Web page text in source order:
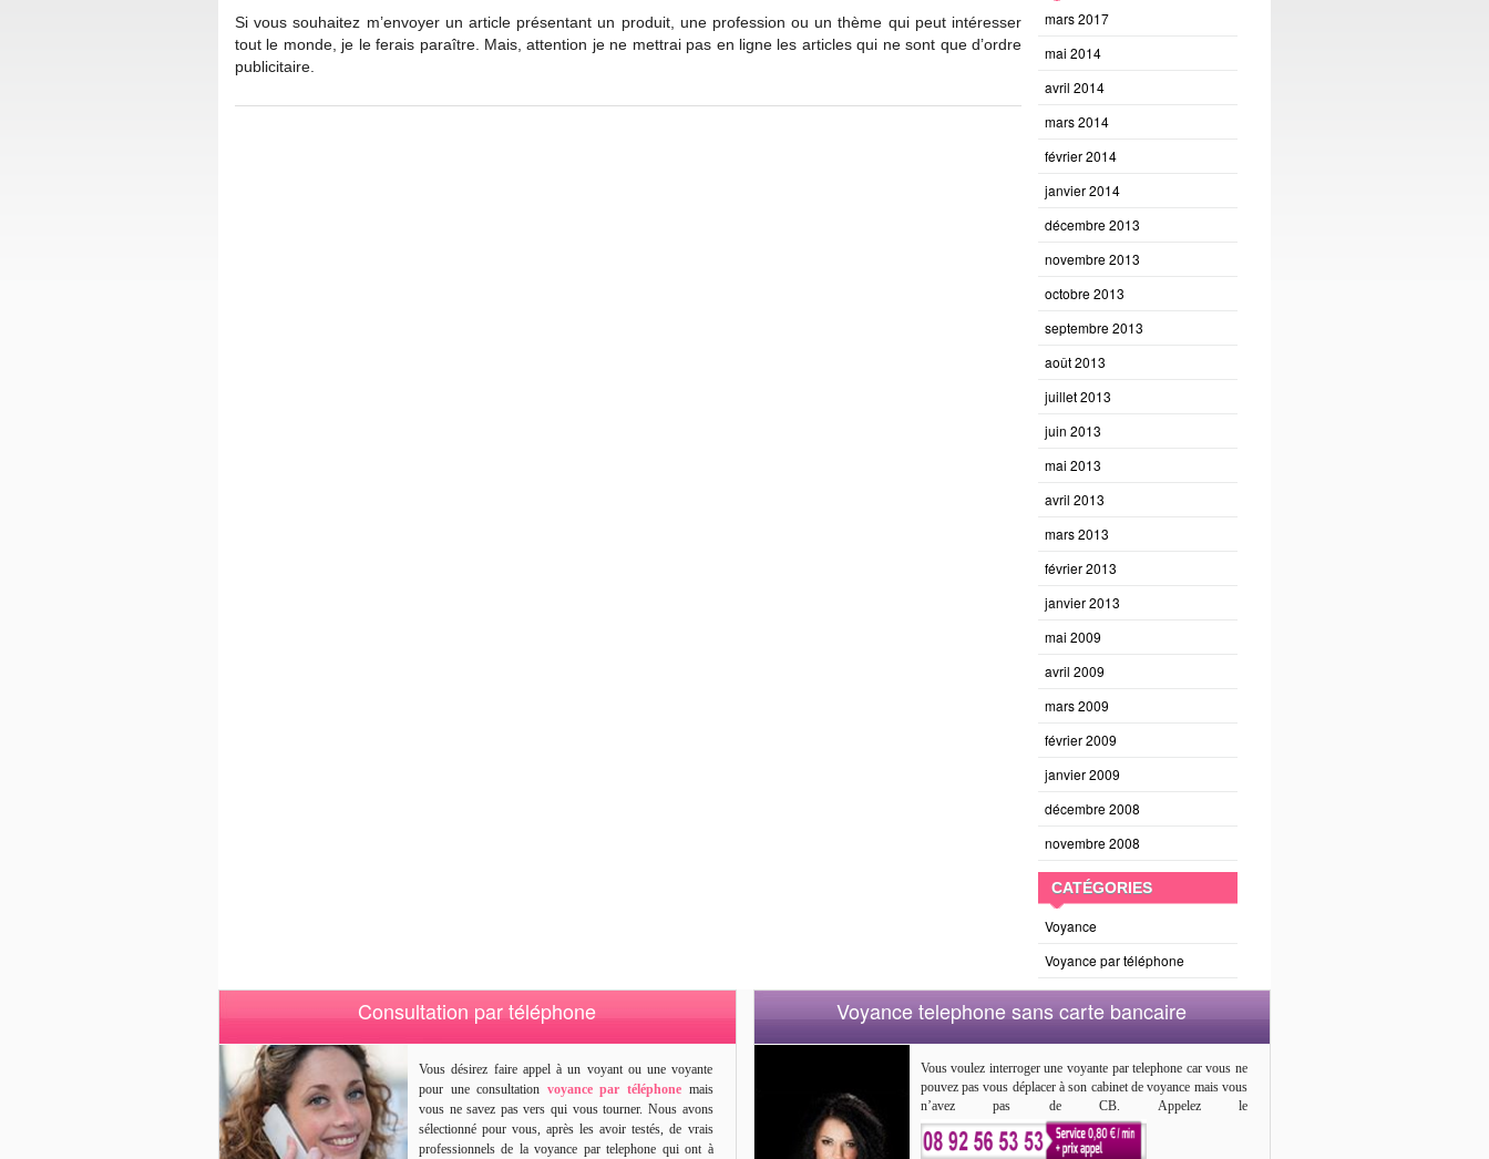
Si vous souhaitez m’envoyer un article présentant un produit, une profession ou un thème qui peut intéresser
tout le monde, je le ferais paraître. Mais, attention je ne mettrai pas en ligne les articles qui ne sont que d’ordre
publicitaire.
mars 2017
mai 2014
avril 2014
mars 2014
février 2014
janvier 2014
décembre 2013
novembre 2013
octobre 2013
septembre 2013
août 2013
juillet 2013
juin 2013
mai 2013
avril 2013
mars 2013
février 2013
janvier 2013
mai 2009
avril 2009
mars 2009
février 2009
janvier 2009
décembre 2008
novembre 2008
CATÉGORIES
Voyance
Voyance par téléphone
Consultation par téléphone
Vous désirez faire appel à un voyant ou une voyante
pour une consultation voyance par téléphonemais
vous ne savez pas vers qui vous tourner. Nous avons
sélectionné pour vous, après les avoir testés, de vrais
professionnels de la voyance par telephone qui ont à
Voyance telephone sans carte bancaire
Vous voulez interroger une voyante par telephone car vous ne
pouvez pas vous déplacer à son cabinet de voyance mais vous
n’avez pas de CB. Appelez le